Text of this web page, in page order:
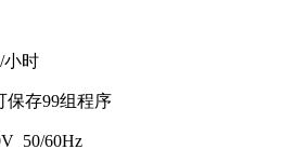
小时
保存99组程序
50/60Hz